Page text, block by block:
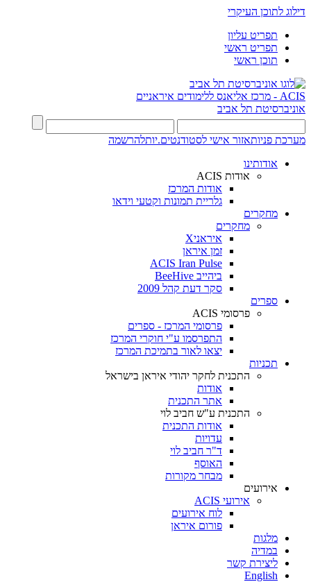
דילוג לתוכן העיקרי
תפריט עליון
תפריט ראשי
תוכן ראשי
ACIS - מרכז אליאנס ללימודים איראניים
אוניברסיטת תל אביב
מערכת פניותאזור אישי לסטודנטים.יותלהרשמה
אודותינו
אודות ACIS
אודות המרכז
גלריית תמונות וקטעי וידאו
מחקרים
מחקרים
איראניX
זמן איראן
ACIS Iran Pulse
ביהייב BeeHive
סקר דעת קהל 2009
ספרים
פרסומי ACIS
פרסומי המרכז - ספרים
התפרסמו ע"י חוקרי המרכז
יצאו לאור בתמיכת המרכז
תכניות
התכנית לחקר יהודי איראן בישראל
אודות
אתר התכנית
התכנית ע"ש חביב לוי
אודות התכנית
עדויות
ד"ר חביב לוי
האוסף
מבחר מקורות
אירועים
אירועי ACIS
לוח אירועים
פורום איראן
מלגות
במדיה
ליצירת קשר
English